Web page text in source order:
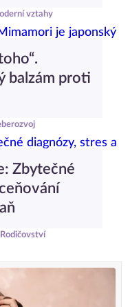
vztahy
balzám proti
Zbytečné
Rodičovství